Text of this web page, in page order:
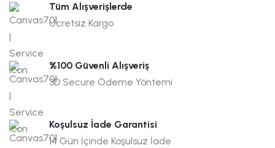
Tüm Alışverişlerde
Ücretsiz Kargo
%100 Güvenli Alışveriş
3D Secure Ödeme Yöntemi
Koşulsuz İade Garantisi
14 Gün İçinde Koşulsuz İade